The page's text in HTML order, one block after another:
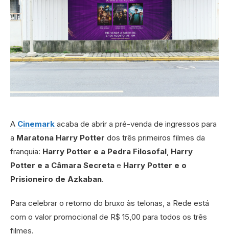
A Cinemark acaba de abrir a pré-venda de ingressos para
a Maratona Harry Potter dos três primeiros filmes da
franquia: Harry Potter e a Pedra Filosofal Harry
Potter e a Câmara Secreta e Harry Potter e o
Prisioneiro de Azkaban.
Para celebrar o retorno do bruxo às telonas, a Rede está
com o valor promocional de R$ 15,00 para todos os três
filmes.